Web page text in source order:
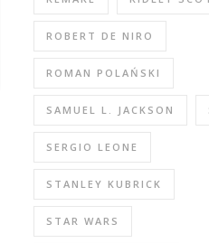
ROBERT DE NIRO
ROMAN POLAŃSKI
SAMUEL L. JACKSON
SERGIO LEONE
STANLEY KUBRICK
STAR WARS